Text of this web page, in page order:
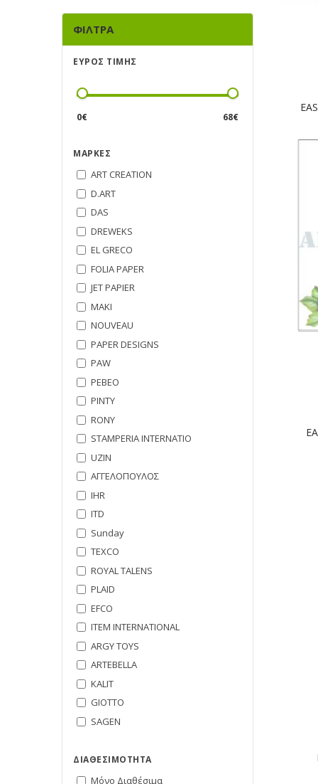
ΦΊΛΤΡΑ
ΕΎΡΟΣ ΤΙΜΉΣ
0€ 68€
ΜΆΡΚΕΣ
ART CREATION
D.ART
DAS
DREWEKS
EL GRECO
FOLIA PAPER
JET PAPIER
MAKI
NOUVEAU
PAPER DESIGNS
PAW
PEBEO
PINTY
RONY
STAMPERIA INTERNATIO
UZIN
ΑΓΓΕΛΟΠΟΥΛΟΣ
IHR
ITD
Sunday
TEXCO
ROYAL TALENS
PLAID
EFCO
ITEM INTERNATIONAL
ARGY TOYS
ARTEBELLA
KALIT
GIOTTO
SAGEN
ΔΙΑΘΕΣΙΜΌΤΗΤΑ
Μόνο Διαθέσιμα